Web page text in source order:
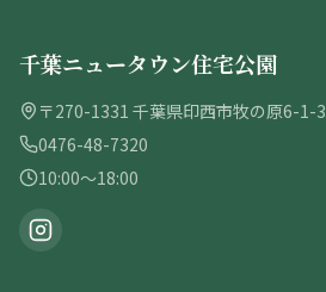
千葉ニュータウン住宅公園
〒270-1331 千葉県印西市牧の原6-1-3
0476-48-7320
10:00〜18:00